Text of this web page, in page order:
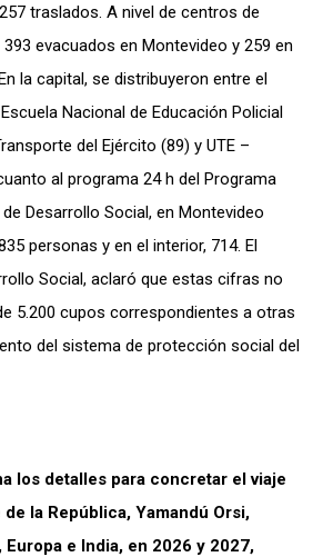
traslados. A nivel de centros de
evacuados en Montevideo y 259 en
la capital, se distribuyeron entre el
Nacional de Educación Policial
del Ejército (89) y UTE –
al programa 24 h del Programa
Desarrollo Social, en Montevideo
personas y en el interior, 714. El
Social, aclaró que estas cifras no
5.200 cupos correspondientes a otras
del sistema de protección social del
los detalles para concretar el viaje
la República, Yamandú Orsi,
Europa e India, en 2026 y 2027,